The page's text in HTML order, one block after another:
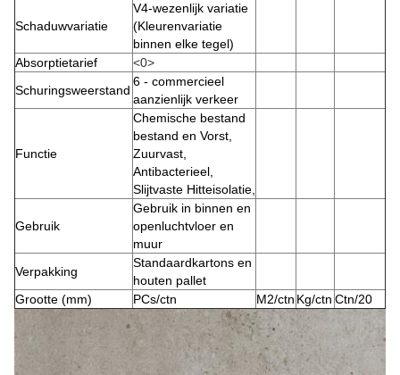
Schaduwvariatie
V4-wezenlijk variatie
(Kleurenvariatie
binnen elke tegel)
Absorptietarief
<0>
Schuringsweerstand
6 - commercieel
aanzienlijk verkeer
Functie
Chemische bestand
bestand en Vorst,
Zuurvast,
Antibacterieel,
Slijtvaste Hitteisolatie,
Gebruik
Gebruik in binnen en
openluchtvloer en
muur
Verpakking
Standaardkartons en
houten pallet
Grootte (mm)
PCs/ctn M2/ctn Kg/ctn Ctn/20